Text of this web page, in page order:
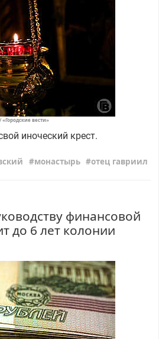
вести»
иноческий крест.
монастырь отец гавриил
финансовой
до 6 лет колонии